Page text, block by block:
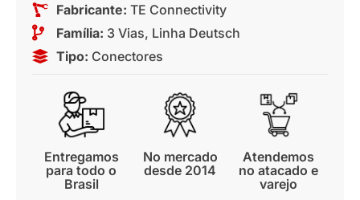
Fabricante: TE Connectivity
Família: 3 Vias, Linha Deutsch
Tipo: Conectores
Entregamos
para todo o
Brasil
No mercado
desde 2014
Atendemos
no atacado e
varejo